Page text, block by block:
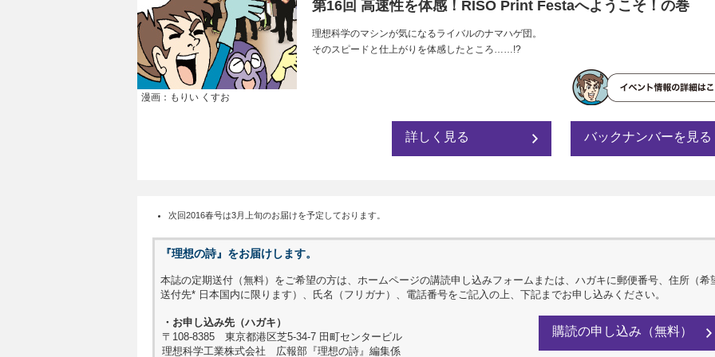
第16回 高速性を体感！RISO Print Festaへようこそ！の巻
理想科学のマシンが気になるライバルのナマハゲ団。
そのスピードと仕上がりを体感したところ……!?
詳しく見る バックナンバーを見る
漫画：もりい くすお
次回2016春号は3月上旬のお届けを予定しております。
『理想の詩』をお届けします。
本誌の定期送付（無料）をご希望の方は、ホームページの講読申し込みフォームまたは、ハガキに郵便番号、住所（希
送付先* 日本国内に限ります）、氏名（フリガナ）、電話番号をご記入の上、下記までお申し込みください。
・お申し込み先（ハガキ）
〒108-8385 東京都港区芝5-34-7 田町センタービル
理想科学工業株式会社 広報部『理想の詩』編集係
購読の申し込み（無料）